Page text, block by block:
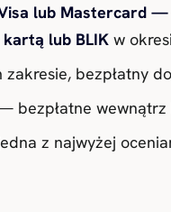
lub Mastercard —
lub BLIK w
bezpłatny
bezpłatne wewnątrz
z najwyżej